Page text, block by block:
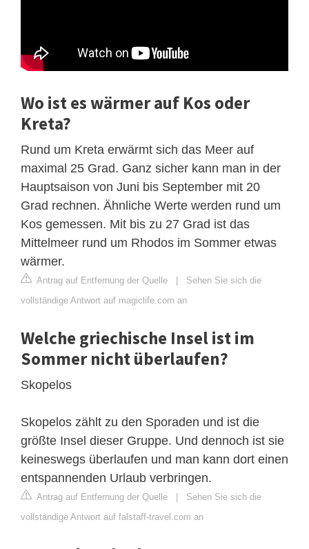
Wo ist es wärmer auf Kos oder
Kreta?
Rund um Kreta erwärmt sich das Meer auf
maximal 25 Grad. Ganz sicher kann man in der
Hauptsaison von Juni bis September mit 20
Grad rechnen. Ähnliche Werte werden rund um
Kos gemessen. Mit bis zu 27 Grad ist das
Mittelmeer rund um Rhodos im Sommer etwas
wärmer.
Antrag auf Entfernung der Quelle | Sehen Sie sich die
vollständige Antwort auf magiclife.com an
Welche griechische Insel ist im
Sommer nicht überlaufen?
Skopelos
Skopelos zählt zu den Sporaden und ist die
größte Insel dieser Gruppe. Und dennoch ist sie
keineswegs überlaufen und man kann dort einen
entspannenden Urlaub verbringen.
Antrag auf Entfernung der Quelle | Sehen Sie sich die
vollständige Antwort auf falstaff-travel.com an